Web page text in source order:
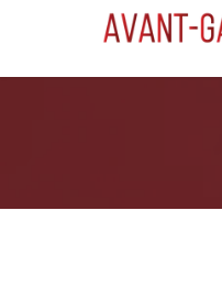
indhold